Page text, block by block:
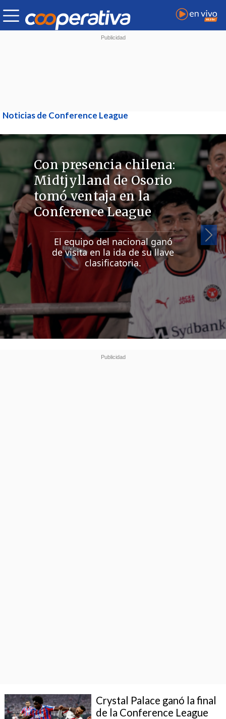
Noticias de Conference League
Con presencia chilena:
Midtjylland de Osorio
tomó ventaja en la
Conference League
El equipo del nacional ganó
de visita en la ida de su llave
clasificatoria.
Crystal Palace ganó la final
de la Conference League